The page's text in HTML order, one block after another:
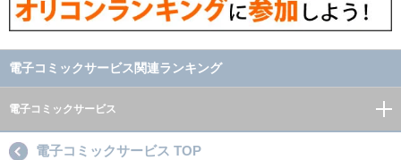
電子コミックサービス関連ランキング
電子コミックサービス
電子コミックサービス TOP